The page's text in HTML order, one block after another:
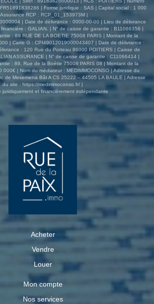
d'un terrain entièrement clos
indépendants, offrant praticité et
Une piscine hors-sol vient
et promet d'agréables moments de
Une visite s'impose pour
potentiel. Prenez contact avec votre
Paix qui vous accueille
du lundi au vendredi de 8h30 à 18h30
les
ce bien est exposé sont disponibles sur
: www.georisques.gouv.fr
| Forme juridique : SAS | Capital social : 1 000
Assurance RCP : RCP_01_153973M |
| Date de délivrance : 0000-00-00 | Lieu de délivrance
: GALIAN. | N° de caisse de garantie : B11066356 |
: 89 RUE DE LA BOETIE 75008 PARIS | Montant de la
| Carte G : CPI49012019000043407 | Date de délivrance :
: 120 Rue du Porteau 86000 POITIERS | Caisse de
ASSURANCE | N° de caisse de garantie : C11066414 |
: 89, Rue de la Boétie 75008 PARIS 08 | Montant de la
000€ | Nom du médiateur : MEDIMMOCONSO | Adresse du
de Mesemena Bât A CS 25222 – 44505 LA BAULE | Adresse
du site : https://medimmoconso.fr/ |
juridiquement et financièrement indépendante
Acheter
Vendre
Louer
Mon compte
Nos services